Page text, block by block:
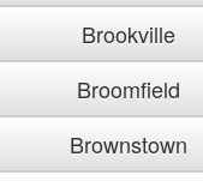
Brookville
Broomfield
Brownstown